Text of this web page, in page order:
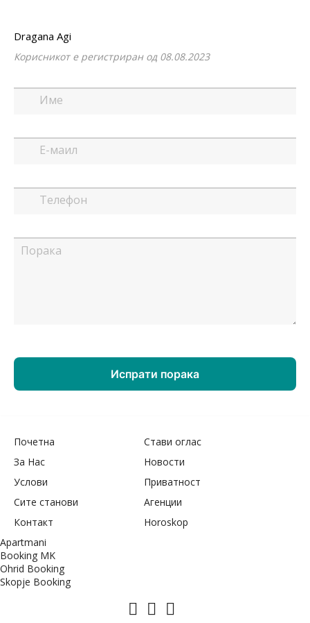
Dragana Agi
Корисникот е регистриран од 08.08.2023
Почетна
Стави оглас
За Нас
Новости
Услови
Приватност
Сите станови
Агенции
Контакт
Horoskop
Apartmani
Booking MK
Ohrid Booking
Skopje Booking